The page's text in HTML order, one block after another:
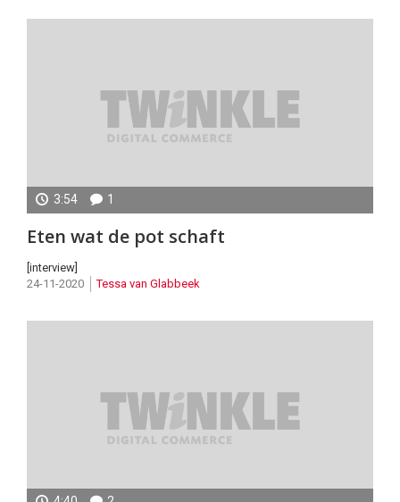
3:54 1
Pot
lonkt
naar
Eten wat de pot schaft
[interview]
24-11-2020
Tessa van Glabbeek